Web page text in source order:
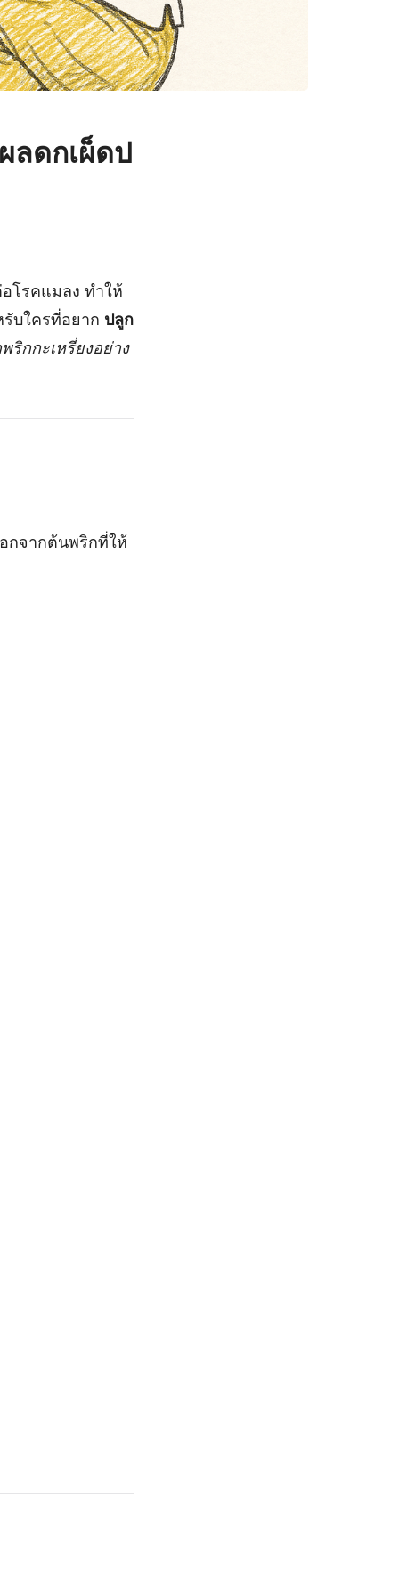
ลดกเผ็ดป
โรคแมลง ทำให้
บใครที่อยาก ปลูก
ริกกะเหรี่ยงอย่าง
กจากต้นพริกที่ให้